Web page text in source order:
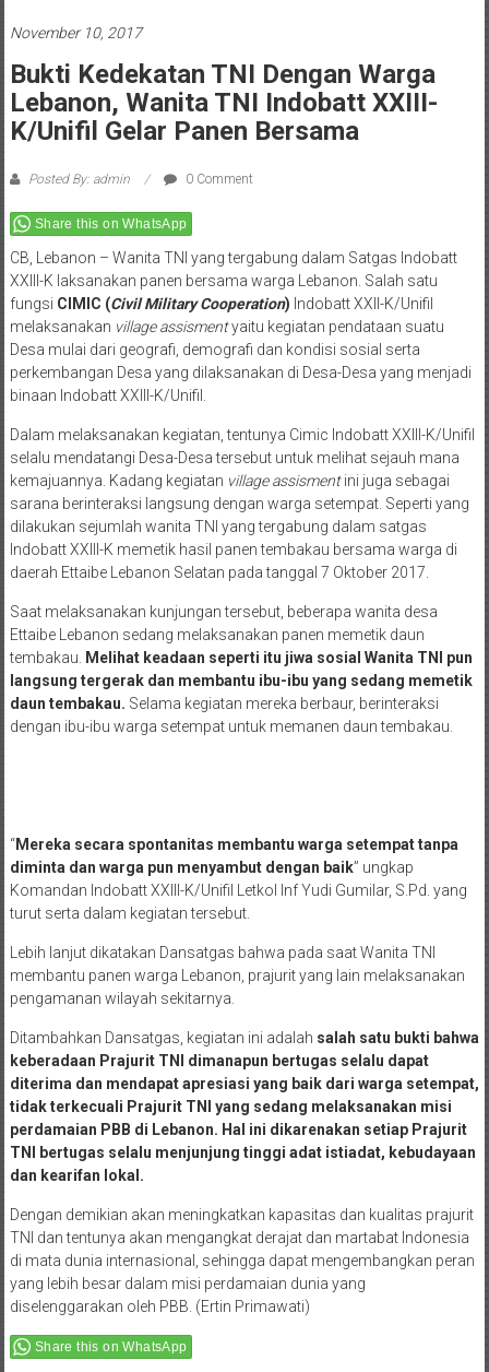
November 10, 2017
Bukti Kedekatan TNI Dengan Warga
Lebanon, Wanita TNI Indobatt XXIII-
K/Unifil Gelar Panen Bersama
Posted By: admin 0 Comment
Share this on WhatsApp
CB, Lebanon – Wanita TNI yang tergabung dalam Satgas Indobatt
XXIII-K laksanakan panen bersama warga Lebanon. Salah satu
fungsi CIMIC (Civil Military Cooperation) Indobatt XXII-K/Unifil
melaksanakan village assismentyaitu kegiatan pendataan suatu
Desa mulai dari geografi, demografi dan kondisi sosial serta
perkembangan Desa yang dilaksanakan di Desa-Desa yang menjadi
binaan Indobatt XXIII-K/Unifil.
Dalam melaksanakan kegiatan, tentunya Cimic Indobatt XXIII-K/Unifil
selalu mendatangi Desa-Desa tersebut untuk melihat sejauh mana
kemajuannya. Kadang kegiatan village assismentini juga sebagai
sarana berinteraksi langsung dengan warga setempat. Seperti yang
dilakukan sejumlah wanita TNI yang tergabung dalam satgas
Indobatt XXIII-K memetik hasil panen tembakau bersama warga di
daerah Ettaibe Lebanon Selatan pada tanggal 7 Oktober 2017.
Saat melaksanakan kunjungan tersebut, beberapa wanita desa
Ettaibe Lebanon sedang melaksanakan panen memetik daun
tembakau. Melihat keadaan seperti itu jiwa sosial Wanita TNI pun
langsung tergerak dan membantu ibu-ibu yang sedang memetik
daun tembakau. Selama kegiatan mereka berbaur, berinteraksi
dengan ibu-ibu warga setempat untuk memanen daun tembakau.
“Mereka secara spontanitas membantu warga setempat tanpa
diminta dan warga pun menyambut dengan baik” ungkap
Komandan Indobatt XXIII-K/Unifil Letkol Inf Yudi Gumilar, S.Pd. yang
turut serta dalam kegiatan tersebut.
Lebih lanjut dikatakan Dansatgas bahwa pada saat Wanita TNI
membantu panen warga Lebanon, prajurit yang lain melaksanakan
pengamanan wilayah sekitarnya.
Ditambahkan Dansatgas, kegiatan ini adalah salah satu bukti bahwa
keberadaan Prajurit TNI dimanapun bertugas selalu dapat
diterima dan mendapat apresiasi yang baik dari warga setempat,
tidak terkecuali Prajurit TNI yang sedang melaksanakan misi
perdamaian PBB di Lebanon. Hal ini dikarenakan setiap Prajurit
TNI bertugas selalu menjunjung tinggi adat istiadat, kebudayaan
dan kearifan lokal.
Dengan demikian akan meningkatkan kapasitas dan kualitas prajurit
TNI dan tentunya akan mengangkat derajat dan martabat Indonesia
di mata dunia internasional, sehingga dapat mengembangkan peran
yang lebih besar dalam misi perdamaian dunia yang
diselenggarakan oleh PBB. (Ertin Primawati)
Share this on WhatsApp